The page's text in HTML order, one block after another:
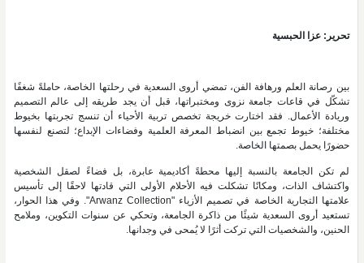
تحرير: عزا الحبسية
بين رصانة العلم ورهافة الفن، تمضي أروى السعدية في رحلتها الخاصة، حاملةً شغفًا
تشكّل في قاعات جامعة نزوى ومختبراتها، قبل أن يجد طريقه إلى عالم التصميم
وريادة الأعمال. فقد اختارت خريجة تخصص تربية الأحياء أن تنسج تجربتها بخيوط
مختلفة؛ خيوط تجمع بين انضباط المعرفة العلمية وفضاءات الإبداع؛ لتصنع لنفسها
حضورًا يحمل بصمتها الخاصة.
لم تكن الجامعة بالنسبة إليها محطةً أكاديمية عابرة، بل فضاءً لصقل الشخصية
واكتشاف الذات، ومكانًا تشكلت فيه الأحلام الأولى التي قادتها لاحقًا إلى تأسيس
علامتها التجارية الخاصة في تصميم الأزياء "Arwanz Collection". وفي هذا الحوار،
تستعيد أروى السعدية شيئًا من ذاكرة الجامعة، وتحكي عن سنوات التكوين، وملامح
الحنين، والشخصيات التي تركت أثرًا لا يُمحى في وجدانها.